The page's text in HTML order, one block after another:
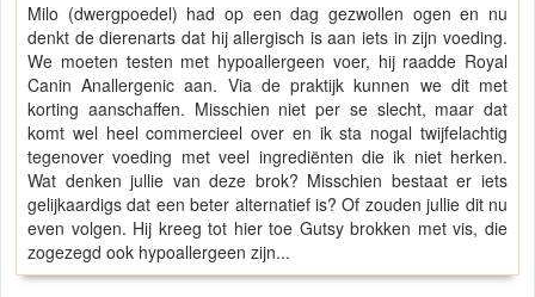
Milo (dwergpoedel) had op een dag gezwollen ogen en nu
denkt de dierenarts dat hij allergisch is aan iets in zijn voeding.
We moeten testen met hypoallergeen voer, hij raadde Royal
Canin Anallergenic aan. Via de praktijk kunnen we dit met
korting aanschaffen. Misschien niet per se slecht, maar dat
komt wel heel commercieel over en ik sta nogal twijfelachtig
tegenover voeding met veel ingrediënten die ik niet herken.
Wat denken jullie van deze brok? Misschien bestaat er iets
gelijkaardigs dat een beter alternatief is? Of zouden jullie dit nu
even volgen. Hij kreeg tot hier toe Gutsy brokken met vis, die
zogezegd ook hypoallergeen zijn...